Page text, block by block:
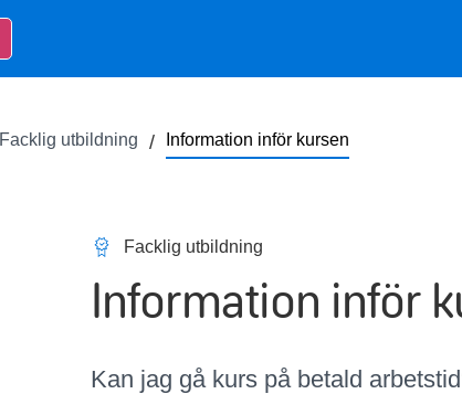
Facklig utbildning Information inför kursen
Facklig utbildning
Information inför
Kan jag gå kurs på betald